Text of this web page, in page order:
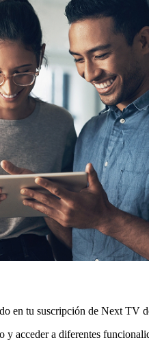
en tu suscripción de Next TV
acceder a diferentes